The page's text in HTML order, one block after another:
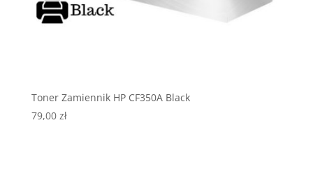
Toner Zamiennik HP CF350A Black
79,00 zł